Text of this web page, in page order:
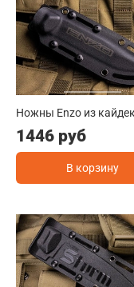
Ножны Enzo из
1446 руб
В корзину